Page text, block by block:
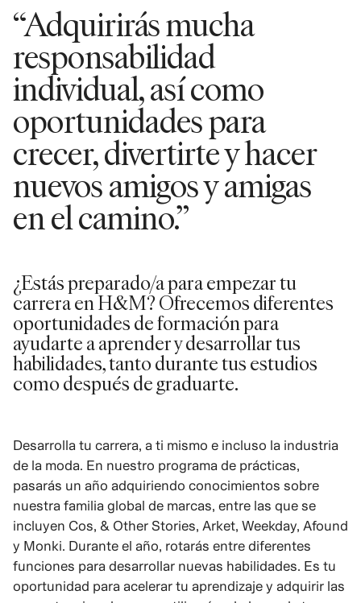
“Adquirirás mucha
responsabilidad
individual, así como
oportunidades para
crecer, divertirte y hacer
nuevos amigos y amigas
en el camino.”
¿Estás preparado/a para empezar tu
carrera en H&M? Ofrecemos diferentes
oportunidades de formación para
ayudarte a aprender y desarrollar tus
habilidades, tanto durante tus estudios
como después de graduarte.
Desarrolla tu carrera, a ti mismo e incluso la industria
de la moda. En nuestro programa de prácticas,
pasarás un año adquiriendo conocimientos sobre
nuestra familia global de marcas, entre las que se
incluyen Cos, & Other Stories, Arket, Weekday, Afound
y Monki. Durante el año, rotarás entre diferentes
funciones para desarrollar nuevas habilidades. Es tu
oportunidad para acelerar tu aprendizaje y adquirir las